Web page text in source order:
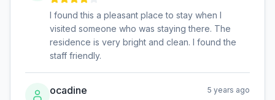
I found this a pleasant place to stay when I
visited someone who was staying there. The
residence is very bright and clean. I found the
staff friendly.
ocadine 5 years ago